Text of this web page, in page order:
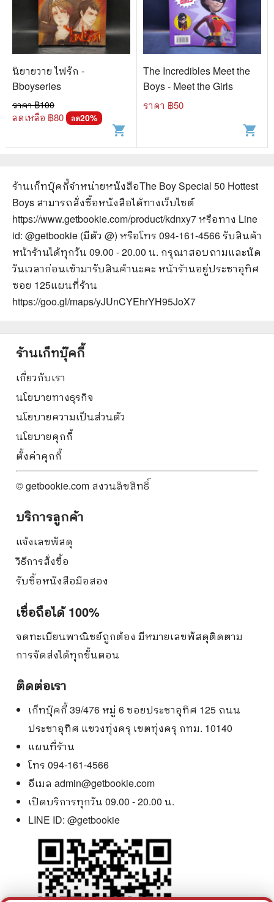
นิยายวาย ไฟรัก -
Bboyseries
ราคา ฿100
ลดเหลือ ฿80 ลด20%
shopping_cart
The Incredibles Meet the
Boys - Meet the Girls
ราคา ฿50
shopping_cart
ร้านเก็ทบุ๊คกี้จำหน่ายหนังสือThe Boy Special 50 Hottest
Boys สามารถสั่งซื้อหนังสือได้ทางเว็บไซต์
https://www.getbookie.com/product/kdnxy7หรือทาง Line
id: @getbookie (มีตัว @) หรือโทร 094-161-4566 รับสินค้า
หน้าร้านได้ทุกวัน 09.00 - 20.00 น. กรุณาสอบถามและนัด
วันเวลาก่อนเข้ามารับสินค้านะคะ หน้าร้านอยู่ประชาอุทิศ
ซอย 125แผนที่ร้าน
https://goo.gl/maps/yJUnCYEhrYH95JoX7
ร้านเก็ทบุ๊คกี้
เกี่ยวกับเรา
นโยบายทางธุรกิจ
นโยบายความเป็นส่วนตัว
นโยบายคุกกี้
ตั้งค่าคุกกี้
© getbookie.com สงวนลิขสิทธิ์
บริการลูกค้า
แจ้งเลขพัสดุ
วิธีการสั่งซื้อ
รับซื้อหนังสือมือสอง
เชื่อถือได้ 100%
จดทะเบียนพาณิชย์ถูกต้อง มีหมายเลขพัสดุติดตาม
การจัดส่งได้ทุกขั้นตอน
ติดต่อเรา
เก็ทบุ๊คกี้ 39/476 หมู่ 6 ซอยประชาอุทิศ 125 ถนน
ประชาอุทิศ แขวงทุ่งครุ เขตทุ่งครุ กทม. 10140
แผนที่ร้าน
โทร 094-161-4566
อีเมล admin@getbookie.com
เปิดบริการทุกวัน 09.00 - 20.00 น.
LINE ID: @getbookie